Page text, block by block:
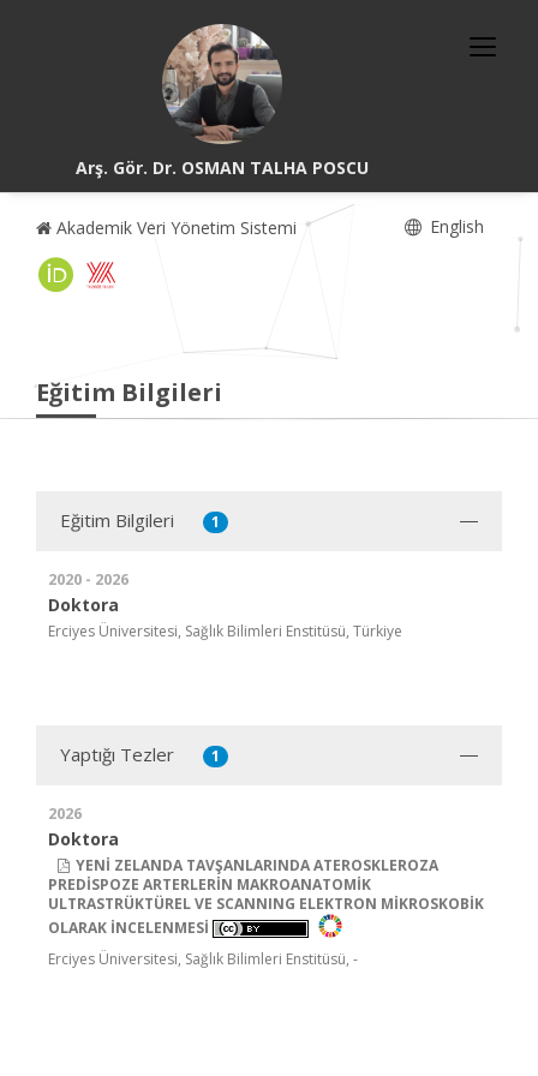
Arş. Gör. Dr. OSMAN TALHA POSCU
Akademik Veri Yönetim Sistemi English
Eğitim Bilgileri
Eğitim Bilgileri 1
2020 - 2026
Doktora
Erciyes Üniversitesi, Sağlık Bilimleri Enstitüsü, Türkiye
Yaptığı Tezler 1
2026
Doktora
YENİ ZELANDA TAVŞANLARINDA ATEROSKLEROZA
PREDİSPOZE ARTERLERİN MAKROANATOMİK
ULTRASTRÜKTÜREL VE SCANNING ELEKTRON MİKROSKOBİK
OLARAK İNCELENMESİ
Erciyes Üniversitesi, Sağlık Bilimleri Enstitüsü, -